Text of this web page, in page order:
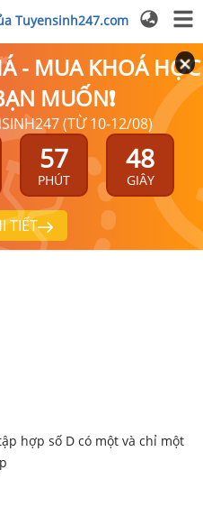
Tuyensinh247.com
- MUA KHOÁ HỌC
MUỐN❗
(TỪ 10-12/08)
57
PHÚT
47
GIÂY
TIẾT
hợp số D có một và chỉ một